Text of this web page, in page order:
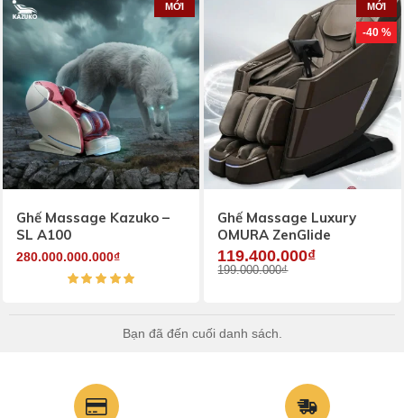
MỚI
Ghế Massage Kazuko –
SL A100
280.000.000.000₫
MỚI
-40 %
Ghế Massage Luxury
OMURA ZenGlide
119.400.000₫
199.000.000₫
Bạn đã đến cuối danh sách.